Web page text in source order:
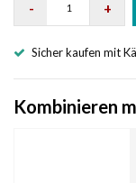
- +
Sicher kaufen mit
Kombinieren